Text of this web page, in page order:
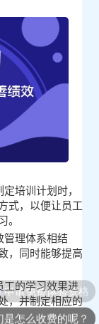
培训计划时，
式，以便让员工
。
管理体系相结
，同时能够提高
工的学习效果进
，并制定相应的
申请免费体验资格
是怎么收费的呢？